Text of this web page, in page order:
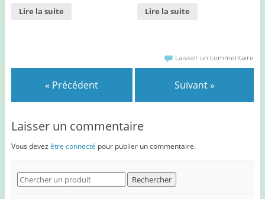
Lire la suite Lire la suite
Laisser un commentaire
« Précédent Suivant »
Laisser un commentaire
Vous devez être connecté pour publier un commentaire.
Search
for: